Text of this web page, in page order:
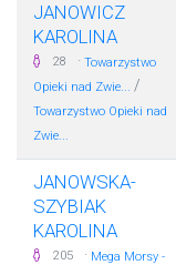
JANOWICZ
KAROLINA
28 · Towarzystwo
Opieki nad Zwie... /
Towarzystwo Opieki nad
Zwie...
JANOWSKA-
SZYBIAK
KAROLINA
205 · Mega Morsy -